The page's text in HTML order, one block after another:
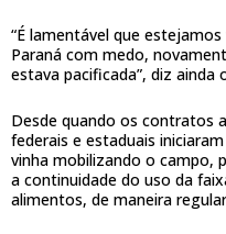
“É lamentável que
Paraná com medo,
estava pacificada”, diz ainda
Desde quando os contratos
federais e estaduais
vinha mobilizando o campo,
a continuidade do uso da
alimentos, de maneira